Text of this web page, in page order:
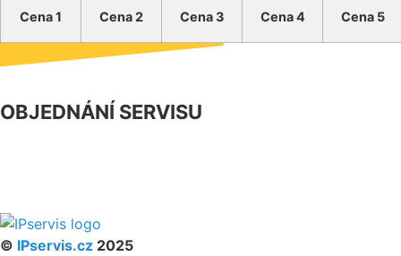
Cena 1 Cena 2 Cena 3 Cena 4 Cena 5
OBJEDNÁNÍ SERVISU
© IPservis.cz 2025